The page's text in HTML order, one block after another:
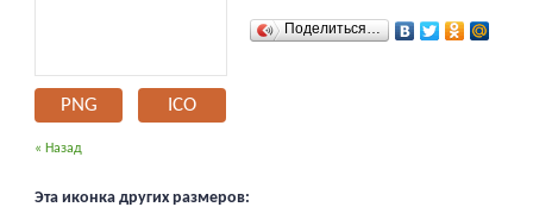
PNG ICO
Поделиться…
« Назад
Эта иконка других размеров: